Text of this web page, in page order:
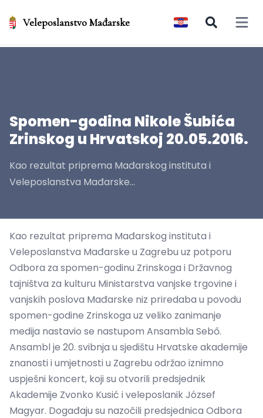
Veleposlanstvo Mađarske Open
Spomen-godina Nikole Šubića
Zrinskog u Hrvatskoj 20.05.2016.
Kao rezultat priprema Mađarskog instituta i
Veleposlanstva Mađarske...
Kao rezultat priprema Mađarskog instituta i
Veleposlanstva Mađarske u Zagrebu uz potporu
Odbora za spomen-godinu Zrinskoga i Državnog
tajništva za kulturu Ministarstva vanjske trgovine i
vanjskih poslova Mađarske niz priredaba u povodu
spomen-godine Zrinskoga uz veliko zanimanje
medija nastavio se nastupom Ansambla Sebő.
Ansambl je 20. svibnja u sjedištu Hrvatske akademije
znanosti i umjetnosti u Zagrebu održao iznimno
uspješni koncert, koji su otvorili predsjednik
Akademije Zvonko Kusić i veleposlanik József
Magyar. Događaju su nazočili predsjednica Odbora